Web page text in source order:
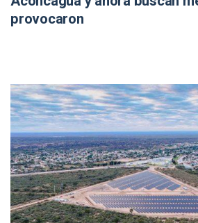
provocaron